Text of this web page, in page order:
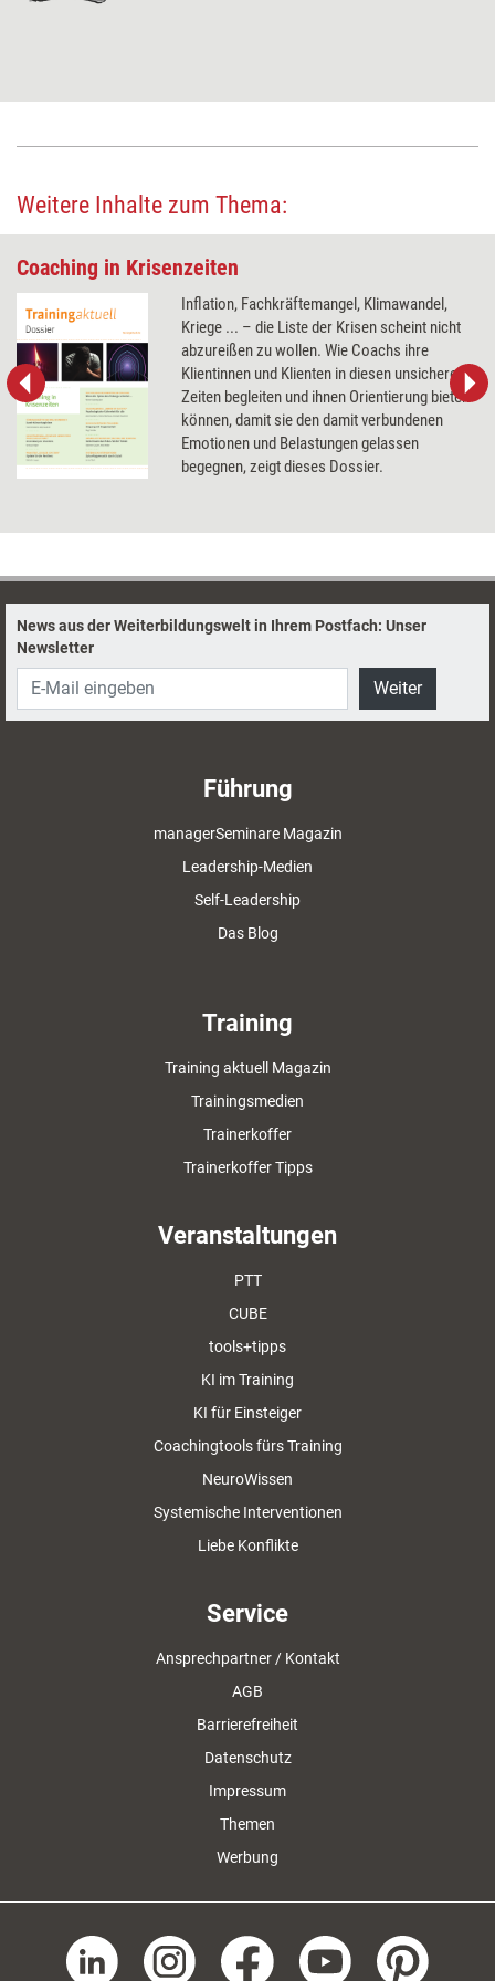
Weitere Inhalte zum Thema:
Coaching in Krisenzeiten
Inflation, Fachkräftemangel, Klimawandel,
Kriege ... – die Liste der Krisen scheint nicht
abzureißen zu wollen. Wie Coachs ihre
Klientinnen und Klienten in diesen unsicheren
Zeiten begleiten und ihnen Orientierung bieten
können, damit sie den damit verbundenen
Emotionen und Belastungen gelassen
begegnen, zeigt dieses Dossier.
News aus der Weiterbildungswelt in Ihrem Postfach: Unser
Newsletter
Weiter
Führung
managerSeminare Magazin
Leadership-Medien
Self-Leadership
Das Blog
Training
Training aktuell Magazin
Trainingsmedien
Trainerkoffer
Trainerkoffer Tipps
Veranstaltungen
PTT
CUBE
tools+tipps
KI im Training
KI für Einsteiger
Coachingtools fürs Training
NeuroWissen
Systemische Interventionen
Liebe Konflikte
Service
Ansprechpartner / Kontakt
AGB
Barrierefreiheit
Datenschutz
Impressum
Themen
Werbung